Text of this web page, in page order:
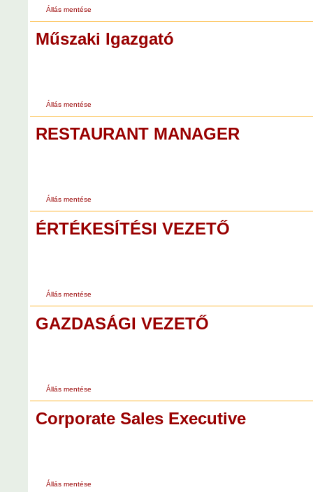
Állás mentése
Műszaki Igazgató
Állás mentése
RESTAURANT MANAGER
Állás mentése
ÉRTÉKESÍTÉSI VEZETŐ
Állás mentése
GAZDASÁGI VEZETŐ
Állás mentése
Corporate Sales Executive
Állás mentése